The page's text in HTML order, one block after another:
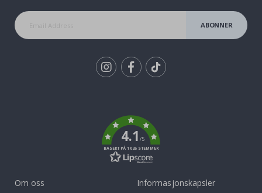
ABONNER
4.1/5
BASERT PÅ 1026 STEMMER
Om oss
Informasjonskapsler